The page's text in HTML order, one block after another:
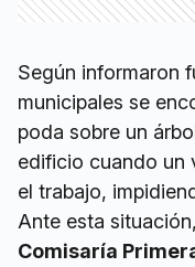
Según informaron
municipales se
poda sobre un
edificio cuando un
el trabajo,
Ante esta
Comisaría